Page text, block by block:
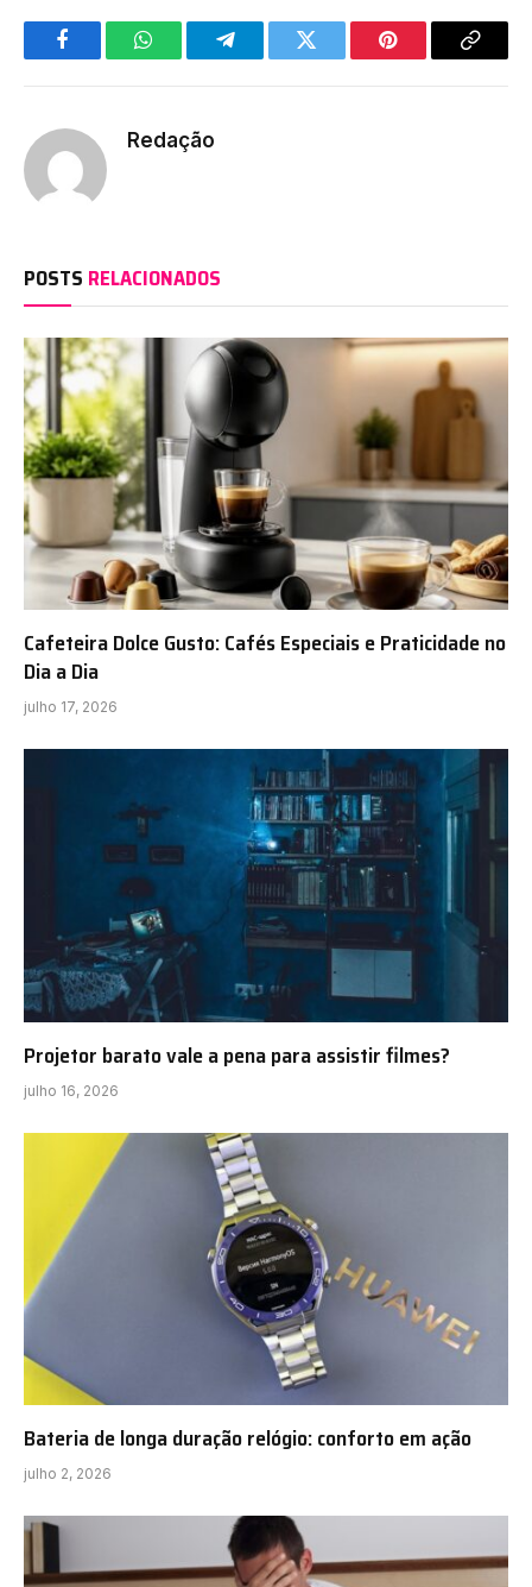
FacebookWhatsAppTelegramTwitter Pinterest Copy
Redação
POSTS RELACIONADOS
Cafeteira Dolce Gusto: Cafés Especiais e Praticidade no
Dia a Dia
julho 17, 2026
Projetor barato vale a pena para assistir filmes?
julho 16, 2026
Bateria de longa duração relógio: conforto em ação
julho 2, 2026